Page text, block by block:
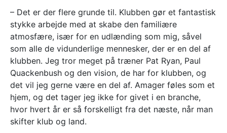
– Det er der flere grunde til. Klubben gør et fantastisk
stykke arbejde med at skabe den familiære
atmosfære, især for en udlænding som mig, såvel
som alle de vidunderlige mennesker, der er en del af
klubben. Jeg tror meget på træner Pat Ryan, Paul
Quackenbush og den vision, de har for klubben, og
det vil jeg gerne være en del af. Amager føles som et
hjem, og det tager jeg ikke for givet i en branche,
hvor hvert år er så forskelligt fra det næste, når man
skifter klub og land.